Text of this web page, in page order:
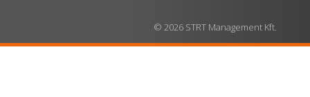
© 2026 STRT Management Kft.